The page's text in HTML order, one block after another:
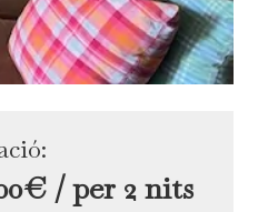
/ per 2 nits